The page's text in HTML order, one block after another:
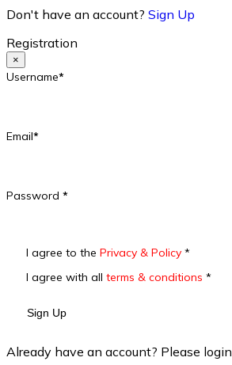
Don't have an account? Sign Up
Registration
×
Username*
Email*
Password *
I agree to the Privacy & Policy *
I agree with all terms & conditions *
Sign Up
Already have an account? Please login